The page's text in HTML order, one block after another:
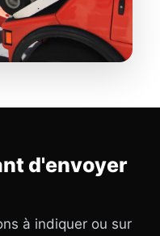
d'envoyer
à indiquer ou sur